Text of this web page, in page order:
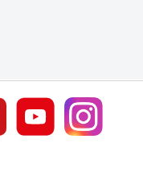
Lorenz
Leserservice
Lorenz
Leserservice
Lorenz